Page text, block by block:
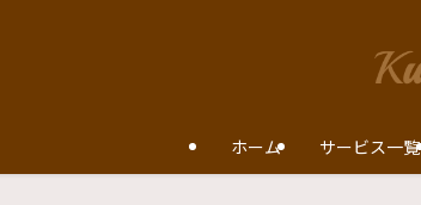
ホーム サービス一覧